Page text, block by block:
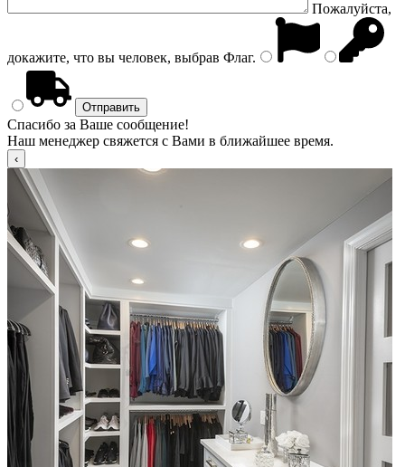
Пожалуйста,
докажите, что вы человек, выбрав Флаг.
Спасибо за Ваше сообщение!
Наш менеджер свяжется с Вами в ближайшее время.